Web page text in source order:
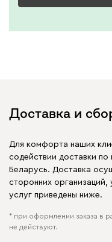
Доставка и
Для комфорта наших
содействии доставки
Беларусь. Доставка
сторонних
услуг приведены ниже.
* при оформлении заказа в
не действуют.